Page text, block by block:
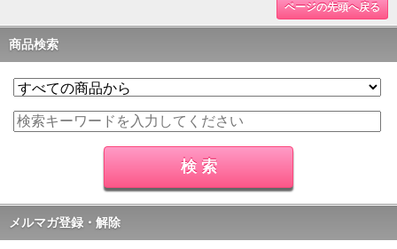
ページの先頭へ戻る
商品検索
メルマガ登録・解除